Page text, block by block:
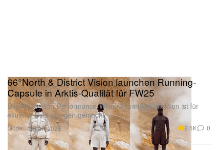
Mode
66°North & District Vision launchen Running-
Capsule in Arktis-Qualität für FW25
Die FW25 High-Performance-Winter-Running-Kollektion ist für
extreme Bedingungen gemacht.
Oct 21, 2025 2.5K 0